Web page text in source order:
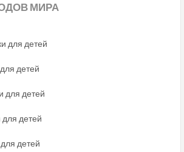
МИРА
для детей
детей
для детей
для детей
детей